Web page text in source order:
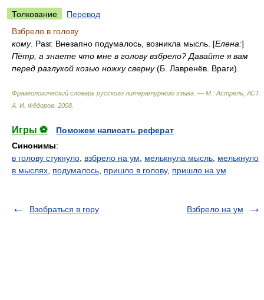
Толкование
Перевод
Взбрело в голову
кому. Разг. Внезапно подумалось, возникла мысль. [Елена:]
Пётр, а знаете что мне в голову взбрело? Давайте я вам
перед разлукой козью ножку сверну(Б. Лавренёв. Враги).
Фразеологический словарь русского литературного языка. — М.: Астрель, АСТ.
А. И. Фёдоров 2008
Игры ⚽
Поможем написать реферат
Синонимы:
в голову стукнуло взбрело на ум мелькнула мысль мелькнуло
в мыслях подумалось пришло в голову, пришло на ум
Взобраться в гору Взбрело на ум